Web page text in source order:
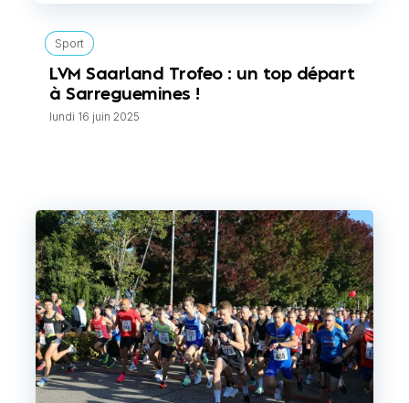
Sport
LVM Saarland Trofeo : un top départ
à Sarreguemines !
lundi 16 juin 2025